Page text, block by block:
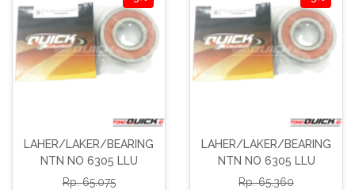
Saran
LAHER/LAKER/BEARING
NTN NO 6305 LLU
65.075
LAHER/LAKER/BEARING
NTN NO 6305 LLU
65.360